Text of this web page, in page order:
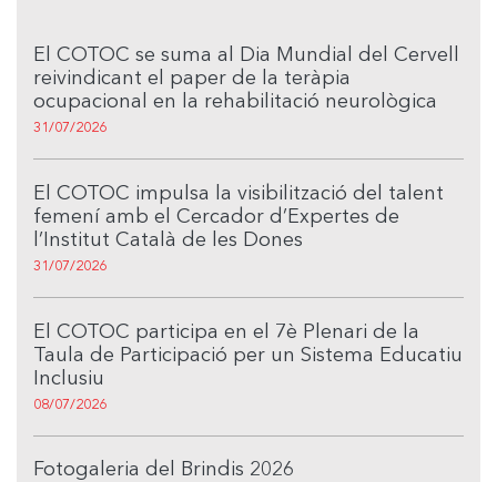
El COTOC se suma al Dia Mundial del Cervell
reivindicant el paper de la teràpia
ocupacional en la rehabilitació neurològica
31/07/2026
El COTOC impulsa la visibilització del talent
femení amb el Cercador d’Expertes de
l’Institut Català de les Dones
31/07/2026
El COTOC participa en el 7è Plenari de la
Taula de Participació per un Sistema Educatiu
Inclusiu
08/07/2026
Fotogaleria del Brindis 2026